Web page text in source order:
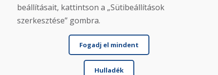
Eshop
Felhasználási feltételek
Szállítás
Fizetés
Panasz
Áruk visszaküldése és cseréje
Adatvédelmi irányelvek
beállításait, kattintson a „Sütibeállítások
szerkesztése” gombra.
Fogadj el mindent
Hulladék